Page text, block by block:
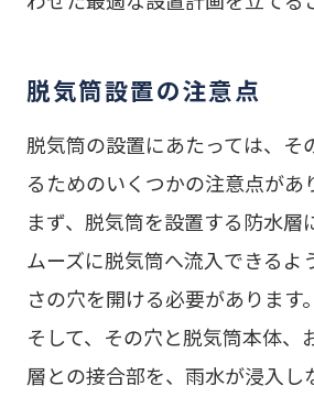
脱気筒設置の注意点
脱気筒の設置にあたっては、そ
るためのいくつかの注意点があ
まず、脱気筒を設置する防水層
ムーズに脱気筒へ流入できるよ
さの穴を開ける必要があります。
そして、その穴と脱気筒本体、
層との接合部を、雨水が浸入し